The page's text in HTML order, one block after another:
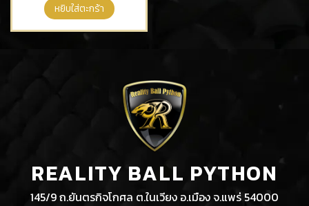
หยิบใส่ตะกร้า
REALITY BALL PYTHON
145/9 ถ.ยันตรกิจโกศล ต.ในเวียง อ.เมือง จ.แพร่ 54000